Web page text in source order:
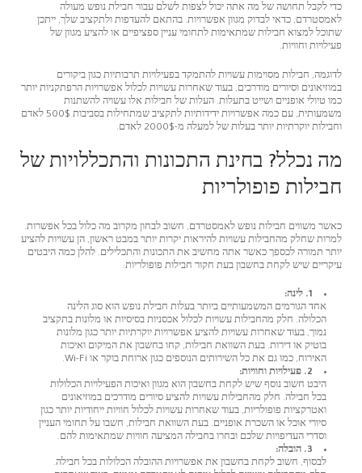
כדי לקבל תחושה של מה אתה יכול לצפות לשלם עבור חבילת נופש מעולה
לאמסטרדם, כדאי לבדוק מגוון אפשרויות. בהתאם להעדפות ולתקציב שלך, ייתכן
שתוכל למצוא חבילות שמתאימות לתחומי עניין ספציפיים או להציע מגוון של
פעילויות וחוויות.
לדוגמה, חבילות מסוימות עשויות להתמקד בפעילויות תרבותיות כגון ביקורים
במוזיאונים וסיורים מודרכים, בעוד שאחרות עשויות לכלול אפשרויות הרפתקניות יותר
כמו טיולי אופניים ושייט בתעלות. העלות של חבילות אלו עשויה להשתנות
משמעותית, עם כמה אפשרויות ידידותיות לתקציב שמתחילות בסביבות 500$ לאדם
וחבילות יוקרתיות יותר בעלות של למעלה מ-2000$ לאדם.
מה נכלל? בחינת התכונות והתכללויות של
חבילות פופולריות
כאשר משווים חבילות נופש לאמסטרדם, חשוב לבחון מקרוב מה כלול בכל אפשרות.
למרות שחלק מהחבילות עשויות להיראות יקרות יותר במבט ראשון, הן עשויות להציע
יותר תמורה לכספך כאשר אתה מחשיב את התכונות והתכלילים. להלן כמה היבטים
עיקריים שיש לקחת בחשבון בעת חקור חבילות פופולריות:
1. לינה:
אחד הגורמים המשמעותיים ביותר בעלות חבילת נופש הוא סוג הלינה
הכלולה. חלק מהחבילות עשויות לכלול אכסניות בסיסיות או מלונות בתקציב
נמוך, בעוד שאחרות עשויות להציע אפשרויות יוקרתיות יותר כגון מלונות
בוטיק או דירות. בעת השוואת חבילות, קחו בחשבון את המיקום ואיכות
האירוח, כמו גם את כל השירותים הנוספים כגון ארוחת בוקר או Wi-Fi.
2. פעילויות וחוויות:
היבט חשוב נוסף שיש לקחת בחשבון הוא מגוון ואיכות הפעילויות הכלולות
בכל חבילה. חלק מהחבילות עשויות להציע סיורים מודרכים במוזיאונים
ואטרקציות פופולריות, בעוד שאחרות עשויות לכלול חוויות ייחודיות יותר כגון
סיורי אוכל או השכרת אופניים. בעת השוואת חבילות, חשבו על תחומי העניין
וסדרי העדיפויות שלכם ובחרו בחבילה המציעה חוויות שמתאימות להם.
3. הובלה:
לבסוף, חשוב לקחת בחשבון את אפשרויות ההובלה הכלולות בכל חבילה.